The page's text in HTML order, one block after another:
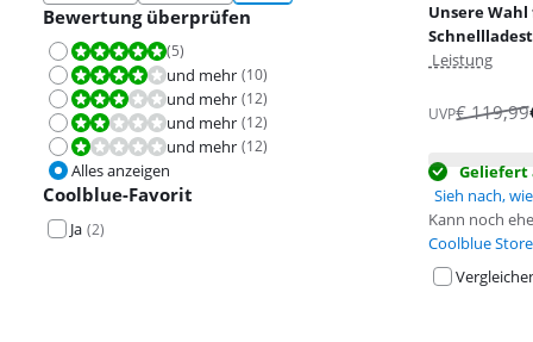
Bewertung überprüfen
Bewertet mit 10 von 10.
(5)
Bewertet mit 8,0 von 10.
und mehr (10)
Bewertet mit 6,0 von 10.
und mehr (12)
Bewertet mit 4,0 von 10.
und mehr (12)
Bewertet mit 2,0 von 10.
und mehr (12)
Alles anzeigen
Coolblue-Favorit
Ja (2)
Unsere
Leistung
UVP€119,99
Geliefert
Sieh nach,
Kann noch
Coolblue Store